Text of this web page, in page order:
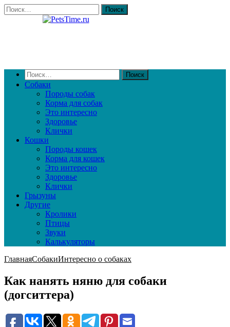
Собаки
Породы собак
Корма для собак
Это интересно
Здоровье
Клички
Кошки
Породы кошек
Корма для кошек
Это интересно
Здоровье
Клички
Грызуны
Другие
Кролики
Птицы
Звуки
Калькуляторы
ГлавнаяСобакиИнтересно о собаках
Как нанять няню для собаки
(догситтера)